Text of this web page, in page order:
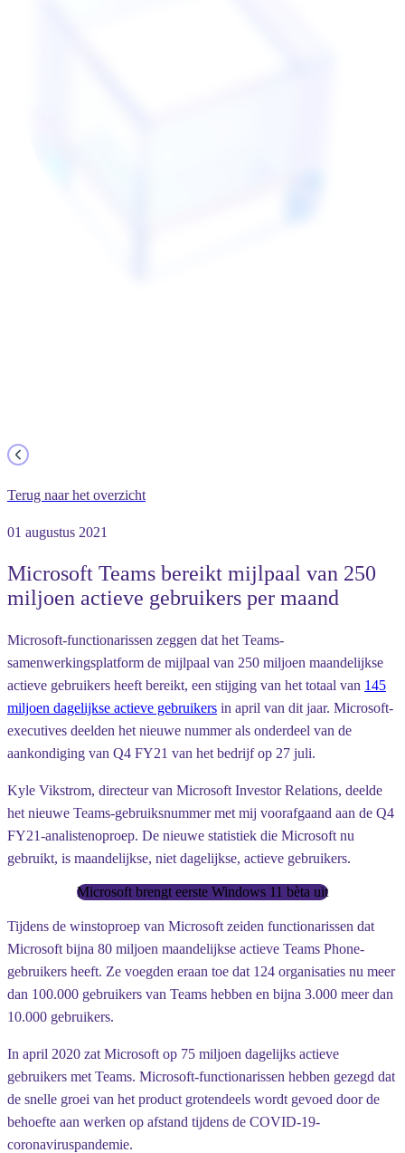
Terug naar het overzicht
01 augustus 2021
Microsoft Teams bereikt mijlpaal van 250
miljoen actieve gebruikers per maand
Microsoft-functionarissen zeggen dat het Teams-
samenwerkingsplatform de mijlpaal van 250 miljoen maandelijkse
actieve gebruikers heeft bereikt, een stijging van het totaal van 145
miljoen dagelijkse actieve gebruikers in april van dit jaar. Microsoft-
executives deelden het nieuwe nummer als onderdeel van de
aankondiging van Q4 FY21 van het bedrijf op 27 juli.
Kyle Vikstrom, directeur van Microsoft Investor Relations, deelde
het nieuwe Teams-gebruiksnummer met mij voorafgaand aan de Q4
FY21-analistenoproep. De nieuwe statistiek die Microsoft nu
gebruikt, is maandelijkse, niet dagelijkse, actieve gebruikers.
Microsoft brengt eerste Windows 11 bèta uit
Tijdens de winstoproep van Microsoft zeiden functionarissen dat
Microsoft bijna 80 miljoen maandelijkse actieve Teams Phone-
gebruikers heeft. Ze voegden eraan toe dat 124 organisaties nu meer
dan 100.000 gebruikers van Teams hebben en bijna 3.000 meer dan
10.000 gebruikers.
In april 2020 zat Microsoft op 75 miljoen dagelijks actieve
gebruikers met Teams. Microsoft-functionarissen hebben gezegd dat
de snelle groei van het product grotendeels wordt gevoed door de
behoefte aan werken op afstand tijdens de COVID-19-
coronaviruspandemie.